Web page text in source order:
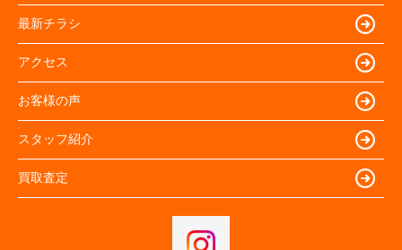
最新チラシ
アクセス
お客様の声
スタッフ紹介
買取査定